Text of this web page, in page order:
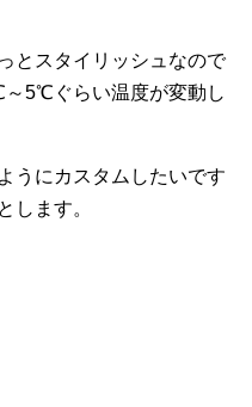
とスタイリッシュなので
5℃ぐらい温度が変動し
うにカスタムしたいです
します。